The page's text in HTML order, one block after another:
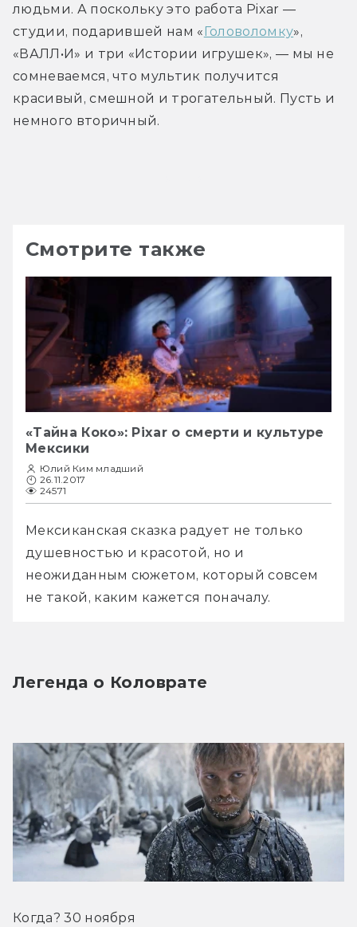
людьми. А поскольку это работа Pixar —
студии, подарившей нам «Головоломку»,
«ВАЛЛ•И» и три «Истории игрушек», — мы не
сомневаемся, что мультик получится
красивый, смешной и трогательный. Пусть и
немного вторичный.
Смотрите также
«Тайна Коко»: Pixar о смерти и культуре
Мексики
Юлий Ким младший
26.11.2017
24571
Мексиканская сказка радует не только
душевностью и красотой, но и
неожиданным сюжетом, который совсем
не такой, каким кажется поначалу.
Легенда о Коловрате
Когда? 30 ноября